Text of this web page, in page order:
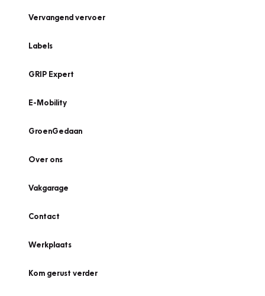
Vervangend vervoer
Labels
GRIP Expert
E-Mobility
GroenGedaan
Over ons
Vakgarage
Contact
Werkplaats
Kom gerust verder